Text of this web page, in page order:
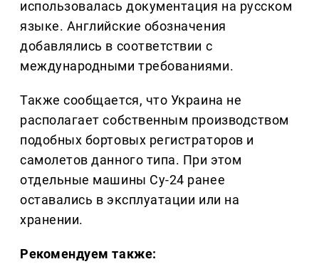
использовалась документация на русском
языке. Английские обозначения
добавлялись в соответствии с
международными требованиями.
Также сообщается, что Украина не
располагает собственным производством
подобных бортовых регистраторов и
самолетов данного типа. При этом
отдельные машины Су-24 ранее
оставались в эксплуатации или на
хранении.
Рекомендуем также: